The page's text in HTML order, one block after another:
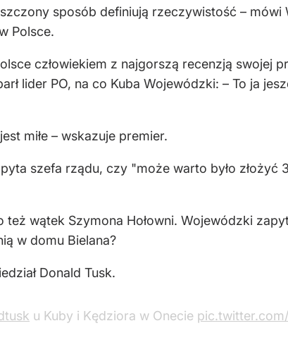
sposób definiują rzeczywistość –
Polsce.
człowiekiem z najgorszą recenzją swojej
lider PO, na co Kuba Wojewódzki: – To ja
miłe – wskazuje premier.
szefa rządu, czy "może warto było
wątek Szymona Hołowni. Wojewódzki
w domu Bielana?
Donald Tusk.
u Kuby i Kędziora w Onecie